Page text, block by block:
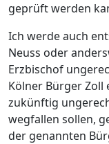
geprüft werden
Ich werde auch
Neuss oder
Erzbischof
Kölner Bürger
zukünftig
wegfallen sollen,
der genannten